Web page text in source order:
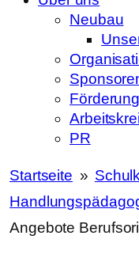
Neubau
PR
Startseite »
Angebote